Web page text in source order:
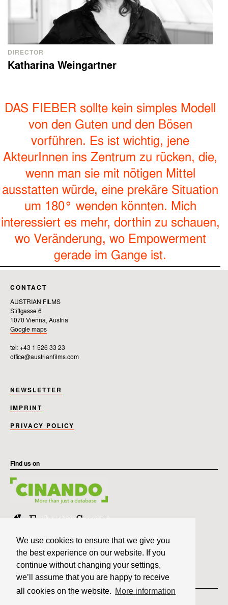
We use cookies to ensure that we give you
the best experience on our website. If you
continue without changing your settings,
we’ll assume that you are happy to receive
all cookies on the website. More information
DIRECTOR
Katharina Weingartner
DAS FIEBER sollte kein simples Modell
von den Guten und den Bösen
vorführen. Es ist wichtig, jene
AkteurInnen ins Zentrum zu rücken, die,
wenn man sie mit nötigen Mittel
ausstatten würde, eine prekäre Situation
um 180° wenden könnten. Mich
interessiert es mehr, dorthin zu schauen,
wo Veränderung, wo Empowerment
gerade im Gange ist.
CONTACT
AUSTRIAN FILMS
Stiftgasse 6
1070 Vienna, Austria
Google maps
tel: +43 1 526 33 23
office@austrianfilms.com
NEWSLETTER
IMPRINT
PRIVACY POLICY
Find us on